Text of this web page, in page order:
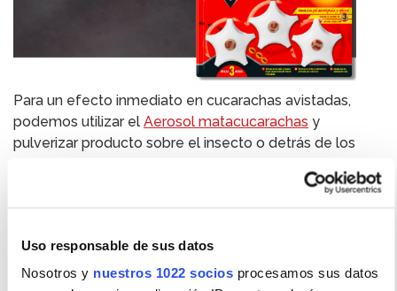
Uso responsable de sus datos
Nosotros y nuestros 1022 sociosprocesamos sus datos
Para un efecto inmediato en cucarachas avistadas,
podemos utilizar el Aerosol matacucarachas y
pulverizar producto sobre el insecto o detrás de los
los cuales sospechamos que pueden acceder a
los electrodomésticos en grietas, respiraderos, y
rincones de difícil acceso.